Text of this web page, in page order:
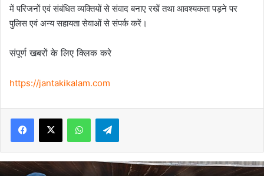
में परिजनों एवं संबंधित व्यक्तियों से संवाद बनाए रखें तथा आवश्यकता पड़ने पर
पुलिस एवं अन्य सहायता सेवाओं से संपर्क करें।
संपूर्ण खबरों के लिए क्लिक करे
https://jantakikalam.com
Facebook
X WhatsAppTelegram